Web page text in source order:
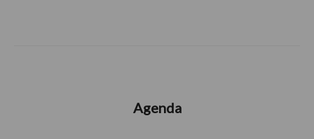
Agenda